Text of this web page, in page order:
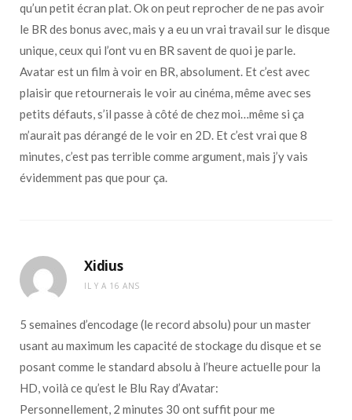
qu’un petit écran plat. Ok on peut reprocher de ne pas avoir
le BR des bonus avec, mais y a eu un vrai travail sur le disque
unique, ceux qui l’ont vu en BR savent de quoi je parle.
Avatar est un film à voir en BR, absolument. Et c’est avec
plaisir que retournerais le voir au cinéma, même avec ses
petits défauts, s’il passe à côté de chez moi…même si ça
m’aurait pas dérangé de le voir en 2D. Et c’est vrai que 8
minutes, c’est pas terrible comme argument, mais j’y vais
évidemment pas que pour ça.
Xidius
IL Y A 16 ANS
5 semaines d’encodage (le record absolu) pour un master
usant au maximum les capacité de stockage du disque et se
posant comme le standard absolu à l’heure actuelle pour la
HD, voilà ce qu’est le Blu Ray d’Avatar:
Personnellement, 2 minutes 30 ont suffit pour me